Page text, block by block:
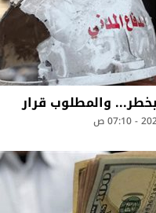
والمطلوب قرار